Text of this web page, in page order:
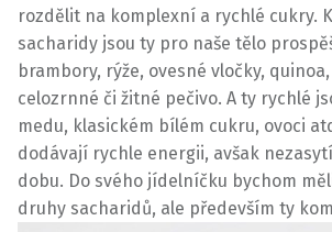
rozdělit na komplexní a rychlé cukry.
sacharidy jsou ty pro naše tělo
brambory, rýže, ovesné vločky,
celozrnné či žitné pečivo. A ty rychlé
medu, klasickém bílém cukru, ovoci
dodávají rychle energii, avšak
dobu. Do svého jídelníčku bychom
druhy sacharidů, ale především ty